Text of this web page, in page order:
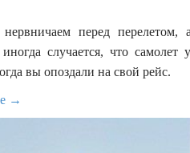
перед
случается, что
вы опоздали на свой рейс.
→